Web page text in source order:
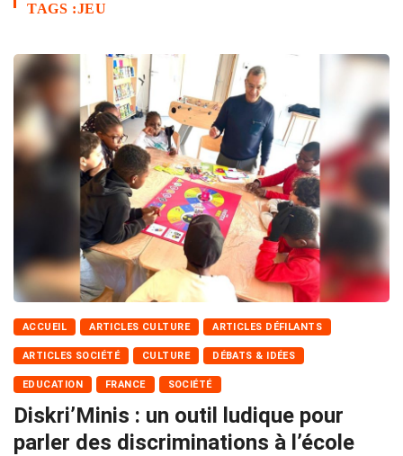
TAGS :JEU
ACCUEIL ARTICLES CULTURE ARTICLES DÉFILANTS
ARTICLES SOCIÉTÉ CULTURE DÉBATS & IDÉES
EDUCATION FRANCE SOCIÉTÉ
Diskri’Minis : un outil ludique pour
parler des discriminations à l’école